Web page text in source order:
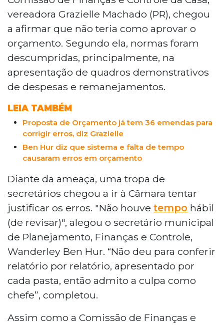
vereadora Grazielle Machado (PR), chegou
a afirmar que não teria como aprovar o
orçamento. Segundo ela, normas foram
descumpridas, principalmente, na
apresentação de quadros demonstrativos
de despesas e remanejamentos.
LEIA TAMBÉM
Proposta de Orçamento já tem 36 emendas para
corrigir erros, diz Grazielle
Ben Hur diz que sistema e falta de tempo
causaram erros em orçamento
Diante da ameaça, uma tropa de
secretários chegou a ir à Câmara tentar
justificar os erros. "Não houve tempo hábil
(de revisar)", alegou o secretário municipal
de Planejamento, Finanças e Controle,
Wanderley Ben Hur. “Não deu para conferir
relatório por relatório, apresentado por
cada pasta, então admito a culpa como
chefe”, completou.
Assim como a Comissão de Finanças e